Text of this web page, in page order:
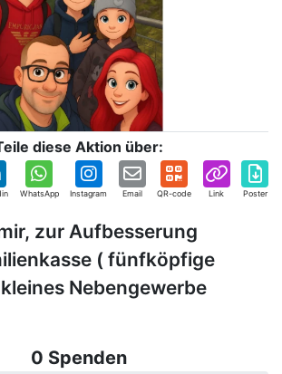
diese Aktion über:
WhatsApp Instagram Email QR-code Link Poster
zur Aufbesserung
( fünfköpfige
Nebengewerbe
0 Spenden